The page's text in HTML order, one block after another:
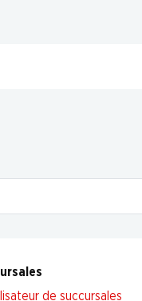
de succursales